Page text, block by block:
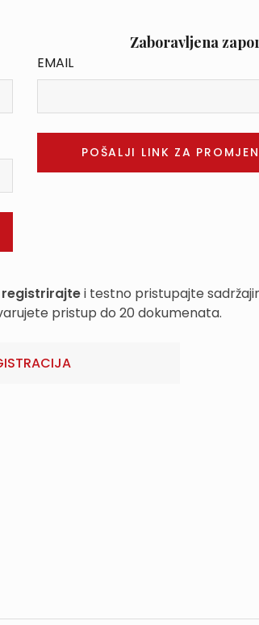
Zaboravljena
EMAIL
registrirajtei testno pristupajte
pristup do 20 dokumenata.